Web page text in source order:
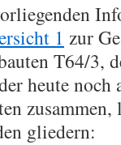
1 zur
T64/3,
heute noch
gliedern: